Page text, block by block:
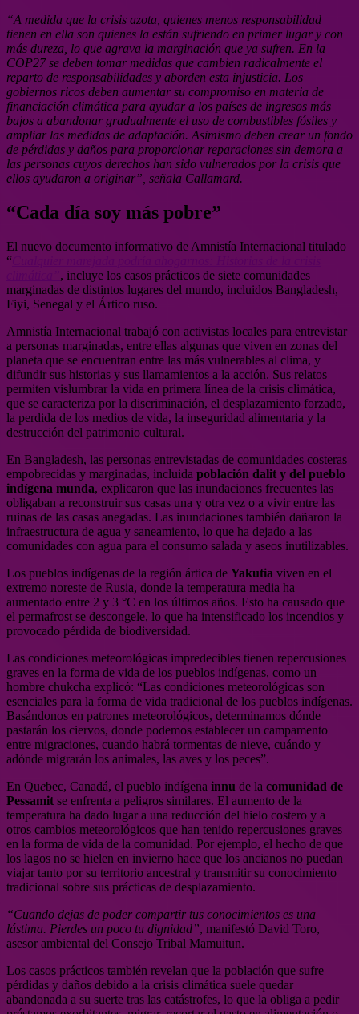
“A medida que la crisis azota, quienes menos responsabilidad
tienen en ella son quienes la están sufriendo en primer lugar y con
más dureza, lo que agrava la marginación que ya sufren. En la
COP27 se deben tomar medidas que cambien radicalmente el
reparto de responsabilidades y aborden esta injusticia. Los
gobiernos ricos deben aumentar su compromiso en materia de
financiación climática para ayudar a los países de ingresos más
bajos a abandonar gradualmente el uso de combustibles fósiles y
ampliar las medidas de adaptación. Asimismo deben crear un fondo
de pérdidas y daños para proporcionar reparaciones sin demora a
las personas cuyos derechos han sido vulnerados por la crisis que
ellos ayudaron a originar”, señala Callamard.
“Cada día soy más pobre”
El nuevo documento informativo de Amnistía Internacional titulado
“
, incluye los casos prácticos de siete comunidades
marginadas de distintos lugares del mundo, incluidos Bangladesh,
Fiyi, Senegal y el Ártico ruso.
Amnistía Internacional trabajó con activistas locales para entrevistar
a personas marginadas, entre ellas algunas que viven en zonas del
planeta que se encuentran entre las más vulnerables al clima, y
difundir sus historias y sus llamamientos a la acción. Sus relatos
permiten vislumbrar la vida en primera línea de la crisis climática,
que se caracteriza por la discriminación, el desplazamiento forzado,
la perdida de los medios de vida, la inseguridad alimentaria y la
destrucción del patrimonio cultural.
En Bangladesh, las personas entrevistadas de comunidades costeras
empobrecidas y marginadas, incluida población dalit y del pueblo
indígena munda, explicaron que las inundaciones frecuentes las
obligaban a reconstruir sus casas una y otra vez o a vivir entre las
ruinas de las casas anegadas. Las inundaciones también dañaron la
infraestructura de agua y saneamiento, lo que ha dejado a las
comunidades con agua para el consumo salada y aseos inutilizables.
Los pueblos indígenas de la región ártica de Yakutia viven en el
extremo noreste de Rusia, donde la temperatura media ha
aumentado entre 2 y 3 °C en los últimos años. Esto ha causado que
el permafrost se descongele, lo que ha intensificado los incendios y
provocado pérdida de biodiversidad.
Las condiciones meteorológicas impredecibles tienen repercusiones
graves en la forma de vida de los pueblos indígenas, como un
hombre chukcha explicó: “Las condiciones meteorológicas son
esenciales para la forma de vida tradicional de los pueblos indígenas.
Basándonos en patrones meteorológicos, determinamos dónde
pastarán los ciervos, donde podemos establecer un campamento
entre migraciones, cuando habrá tormentas de nieve, cuándo y
adónde migrarán los animales, las aves y los peces”.
En Quebec, Canadá, el pueblo indígena innu de la comunidad de
Pessamit se enfrenta a peligros similares. El aumento de la
temperatura ha dado lugar a una reducción del hielo costero y a
otros cambios meteorológicos que han tenido repercusiones graves
en la forma de vida de la comunidad. Por ejemplo, el hecho de que
los lagos no se hielen en invierno hace que los ancianos no puedan
viajar tanto por su territorio ancestral y transmitir su conocimiento
tradicional sobre sus prácticas de desplazamiento.
“Cuando dejas de poder compartir tus conocimientos es una
lástima. Pierdes un poco tu dignidad”, manifestó David Toro,
asesor ambiental del Consejo Tribal Mamuitun.
Los casos prácticos también revelan que la población que sufre
pérdidas y daños debido a la crisis climática suele quedar
abandonada a su suerte tras las catástrofes, lo que la obliga a pedir